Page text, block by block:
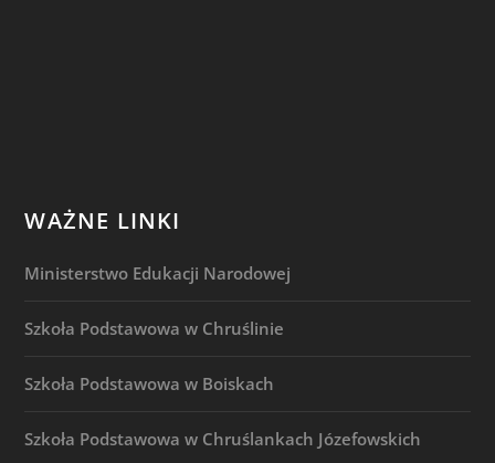
WAŻNE LINKI
Ministerstwo Edukacji Narodowej
Szkoła Podstawowa w Chruślinie
Szkoła Podstawowa w Boiskach
Szkoła Podstawowa w Chruślankach Józefowskich